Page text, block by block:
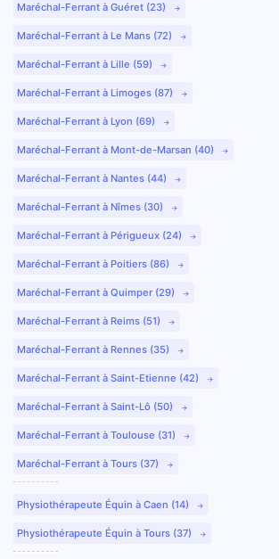
Maréchal-Ferrant à Guéret (23)
Maréchal-Ferrant à Le Mans (72)
Maréchal-Ferrant à Lille (59)
Maréchal-Ferrant à Limoges (87)
Maréchal-Ferrant à Lyon (69)
Maréchal-Ferrant à Mont-de-Marsan (40)
Maréchal-Ferrant à Nantes (44)
Maréchal-Ferrant à Nîmes (30)
Maréchal-Ferrant à Périgueux (24)
Maréchal-Ferrant à Poitiers (86)
Maréchal-Ferrant à Quimper (29)
Maréchal-Ferrant à Reims (51)
Maréchal-Ferrant à Rennes (35)
Maréchal-Ferrant à Saint-Etienne (42)
Maréchal-Ferrant à Saint-Lô (50)
Maréchal-Ferrant à Toulouse (31)
Maréchal-Ferrant à Tours (37)
Physiothérapeute Équin à Caen (14)
Physiothérapeute Équin à Tours (37)